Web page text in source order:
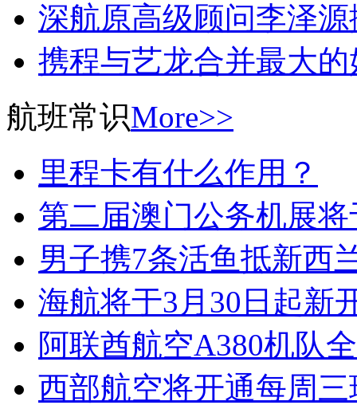
深航原高级顾问李泽源
携程与艺龙合并最大
航班常识More>>
里程卡有什么作用？
第二届澳门公务机展将
男子携7条活鱼抵新西
海航将于3月30日起新
阿联酋航空A380机队
西部航空将开通每周